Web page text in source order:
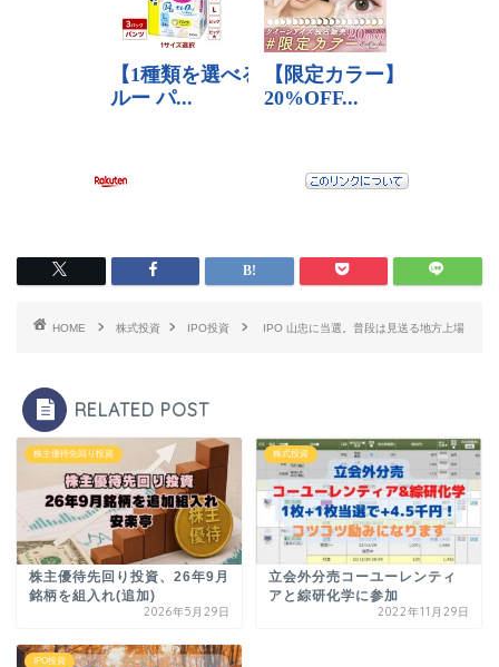
HOME 株式投資 IPO投資 IPO 山忠に当選。普段は見送る地方上場
RELATED POST
株主優待先回り投資
株主優待先回り投資、26年9月
銘柄を組入れ(追加)
2026年5月29日
株式投資
立会外分売コーユーレンティ
アと綜研化学に参加
2022年11月29日
IPO投資